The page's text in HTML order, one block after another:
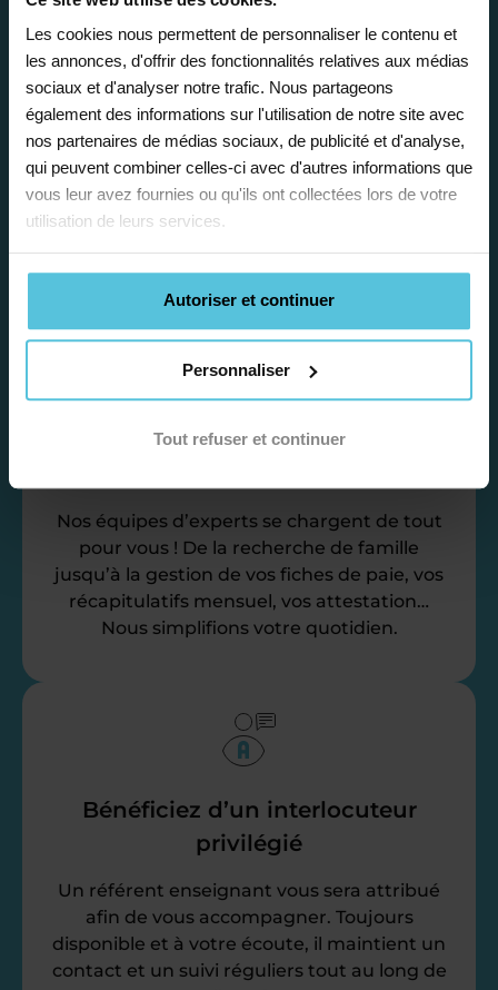
Les cookies nous permettent de personnaliser le contenu et
les annonces, d'offrir des fonctionnalités relatives aux médias
sociaux et d'analyser notre trafic. Nous partageons
également des informations sur l'utilisation de notre site avec
nos partenaires de médias sociaux, de publicité et d'analyse,
qui peuvent combiner celles-ci avec d'autres informations que
vous leur avez fournies ou qu'ils ont collectées lors de votre
utilisation de leurs services.
Autoriser et continuer
Personnaliser
Tout refuser et continuer
Enseignez près de chez vous, selon
vos horaires
Afin de garantir le meilleur
accompagnement, nous organisons votre
emploi du temps en fonction de votre profil,
vos disponibilités et votre flexibilité.
Déléguez vos tâches
Nos équipes d’experts se chargent de tout
pour vous ! De la recherche de famille
jusqu’à la gestion de vos fiches de paie, vos
récapitulatifs mensuel, vos attestation…
Nous simplifions votre quotidien.
Bénéficiez d’un interlocuteur
privilégié
Un référent enseignant vous sera attribué
afin de vous accompagner. Toujours
disponible et à votre écoute, il maintient un
contact et un suivi réguliers tout au long de